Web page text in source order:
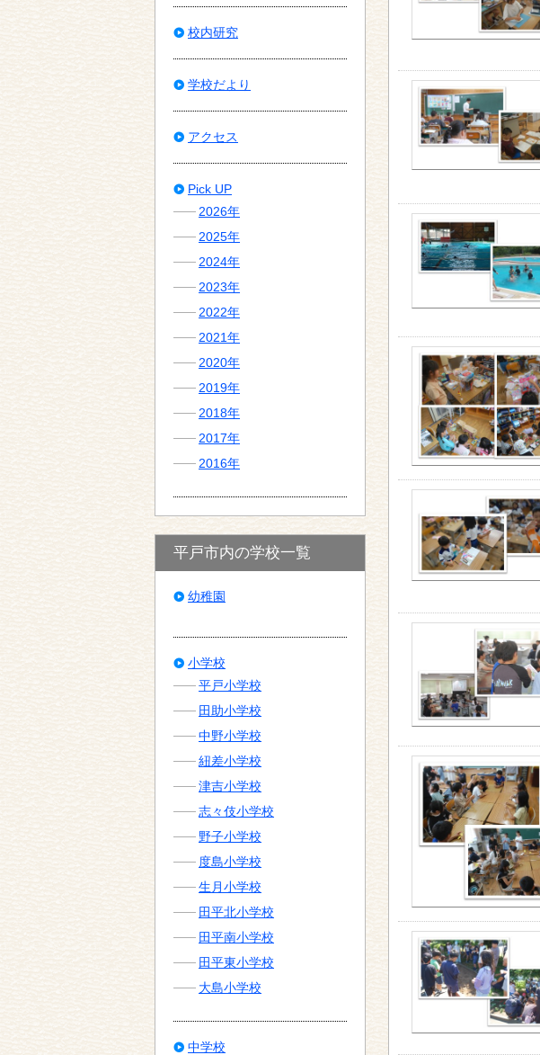
校内研究
学校だより
アクセス
Pick UP
2026年
2025年
2024年
2023年
2022年
2021年
2020年
2019年
2018年
2017年
2016年
平戸市内の学校一覧
幼稚園
小学校
平戸小学校
田助小学校
中野小学校
紐差小学校
津吉小学校
志々伎小学校
野子小学校
度島小学校
生月小学校
田平北小学校
田平南小学校
田平東小学校
大島小学校
中学校